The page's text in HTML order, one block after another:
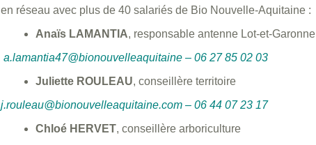
en réseau avec plus de 40 salariés de Bio Nouvelle-Aquitaine :
Anaïs LAMANTIA, responsable antenne Lot-et-Garonne
a.lamantia47@bionouvelleaquitaine – 06 27 85 02 03
Juliette ROULEAU, conseillère territoire
j.rouleau@bionouvelleaquitaine.com – 06 44 07 23 17
Chloé HERVET, conseillère arboriculture